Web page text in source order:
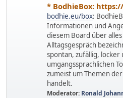
* BodhieBox:
bodhie.eu/box:
Informationen und
diesem Board über
Alltagsgespräch
spontan, zufällig, locker
umgangssprachlichen
zumeist um Themen
handelt.
Moderator: Ronald